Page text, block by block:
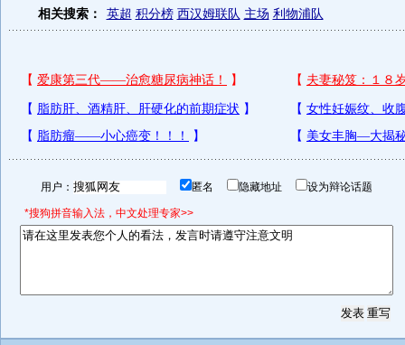
相关搜索： 英超 积分榜 西汉姆联队 主场 利物浦队
用户： 匿名 隐藏地址 设为辩论话题
*搜狗拼音输入法，中文处理专家>>